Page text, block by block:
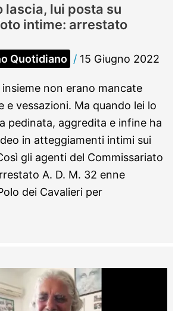
lascia, lui posta su
intime: arrestato
Quotidiano / 15 Giugno 2022
non erano mancate
e vessazioni. Ma quando lei lo
pedinata, aggredita e infine ha
in atteggiamenti intimi sui
gli agenti del Commissariato
A. D. M. 32 enne
dei Cavalieri per